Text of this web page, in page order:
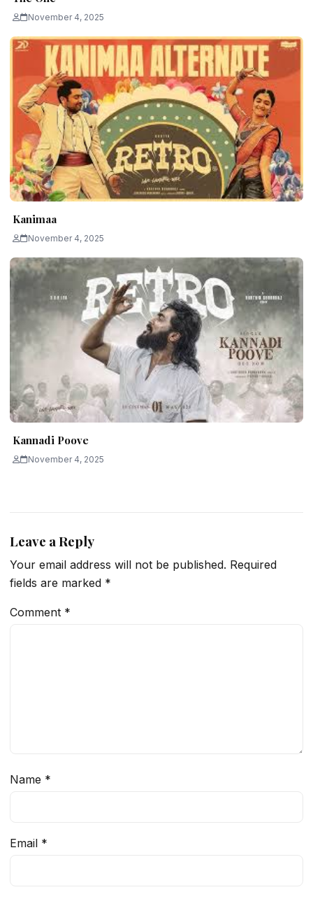
November 4, 2025
Kanimaa
November 4, 2025
Kannadi Poove
November 4, 2025
Leave a Reply
Your email address will not be published. Required
fields are marked *
Comment *
Name *
Email *